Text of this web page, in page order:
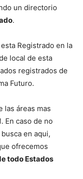
un directorio
.
Registrado en la
local de esta
registrados de
Futuro.
las áreas mas
En caso de no
en aqui,
ofrecemos
todo Estados